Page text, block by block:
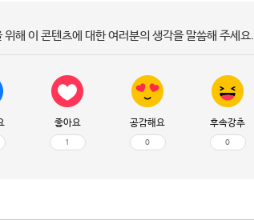
해 이 콘텐츠에 대한 여러분의 생각을 말씀해 주세요.
좋아요
1
공감해요
0
후속강추
0